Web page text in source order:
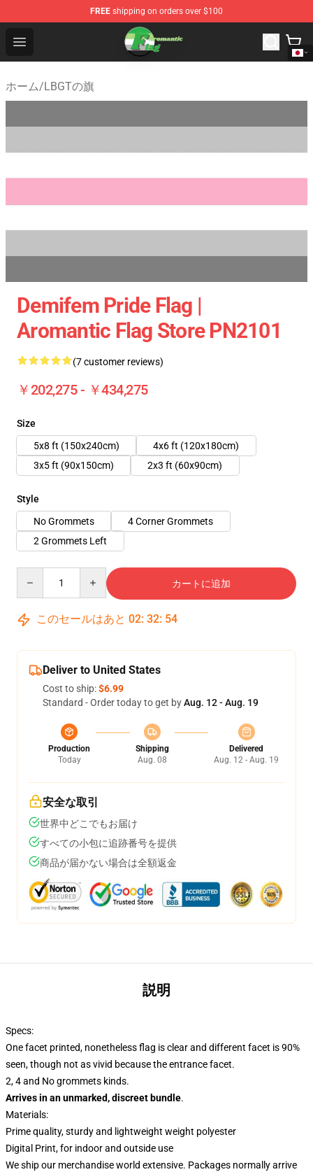
FREE shipping on orders over $100
Open menu
Aromantic Flag Shop - The Best Store of Aromantic Flag
ホーム/LBGTの旗
Demifem Pride Flag |
Aromantic Flag Store PN2101
(7 customer reviews)
￥202,275 - ￥434,275
Size
5x8 ft (150x240cm)
4x6 ft (120x180cm)
3x5 ft (90x150cm)
2x3 ft (60x90cm)
Style
No Grommets
4 Corner Grommets
2 Grommets Left
カートに追加
このセールはあと 02: 32: 54
Deliver to United States
Cost to ship:$6.99
Standard - Order today to get byAug. 12 - Aug. 19
Production
Today
Shipping
Aug. 08
Delivered
Aug. 12 - Aug. 19
安全な取引
世界中どこでもお届け
すべての小包に追跡番号を提供
商品が届かない場合は全額返金
説明
Specs:
One facet printed, nonetheless flag is clear and different facet is 90%
seen, though not as vivid because the entrance facet.
2, 4 and No grommets kinds.
Arrives in an unmarked, discreet bundle.
Materials:
Prime quality, sturdy and lightweight weight polyester
Digital Print, for indoor and outside use
We ship our merchandise world extensive. Packages normally arrive